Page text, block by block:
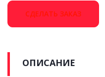
СДЕЛАТЬ ЗАКАЗ
ОПИСАНИЕ